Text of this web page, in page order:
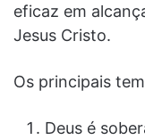
eficaz em
Jesus Cristo.
Os principais
Deus é